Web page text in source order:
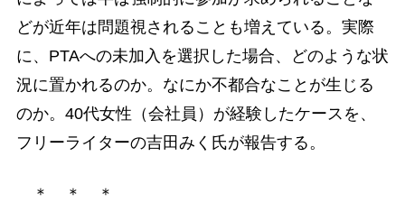
どが近年は問題視されることも増えている。実際
に、PTAへの未加入を選択した場合、どのような状
況に置かれるのか。なにか不都合なことが生じる
のか。40代女性（会社員）が経験したケースを、
フリーライターの吉田みく氏が報告する。
＊ ＊ ＊